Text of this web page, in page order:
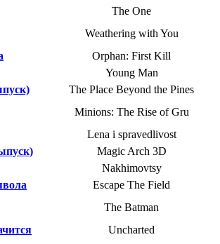
The One
Weathering with You
Orphan: First Kill
Young Man
The Place Beyond the Pines
Minions: The Rise of Gru
Lena i spravedlivost
Magic Arch 3D
Nakhimovtsy
Escape The Field
The Batman
Uncharted